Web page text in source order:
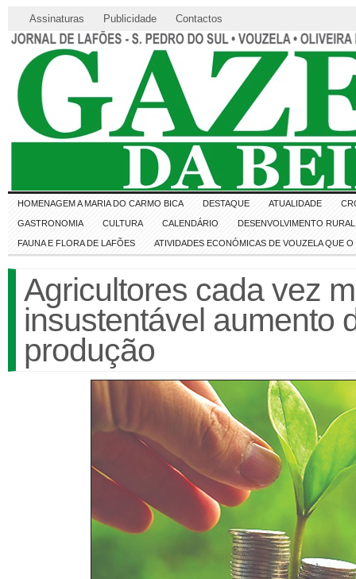
Assinaturas Publicidade Contactos
HOMENAGEM A MARIA DO CARMO BICA DESTAQUE ATUALIDADE
GASTRONOMIA CULTURA CALENDÁRIO DESENVOLVIMENTO RURAL
FAUNA E FLORA DE LAFÕES ATIVIDADES ECONÓMICAS DE VOUZELA QUE
Agricultores cada vez
insustentável aumento
produção